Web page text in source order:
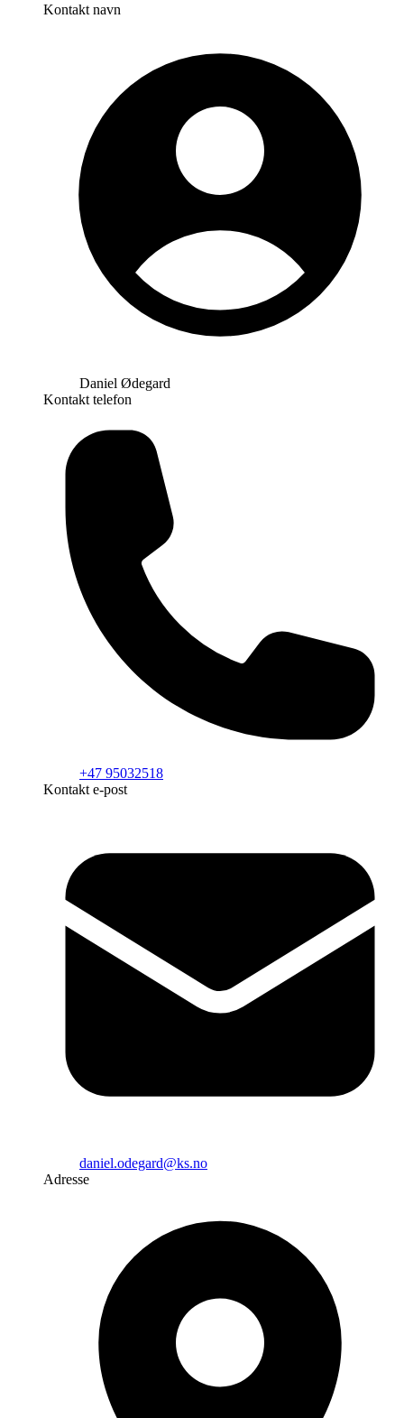
Kontakt navn
Daniel Ødegard
Kontakt telefon
+47 95032518
Kontakt e-post
daniel.odegard@ks.no
Adresse